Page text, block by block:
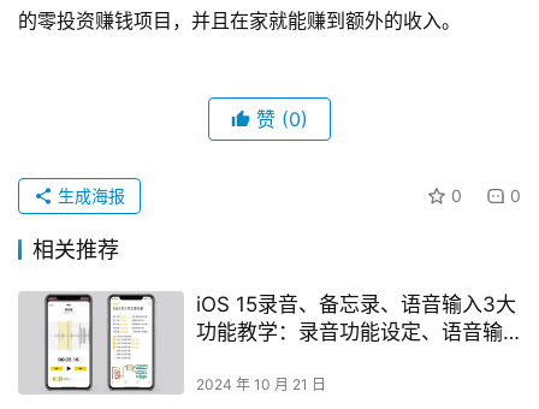
的零投资赚钱项目，并且在家就能赚到额外的收入。
赞 (0)
0 0
生成海报
相关推荐
iOS 15录音、备忘录、语音输入3大
功能教学：录音功能设定、语音输
2024 年 10 月 21 日